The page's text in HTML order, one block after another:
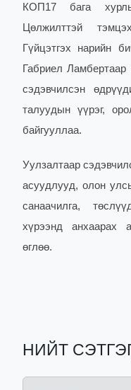
КОП17 бага
Цөлжилттэй
Гүйцэтгэх нарийн
Габриел
сэдэвчилсэн
талуудын үүрэг,
байгууллаа.
Уулзалтаар
асуудлууд, олон
санаачилга,
хүрээнд анхаарах
өглөө.
НИЙТ